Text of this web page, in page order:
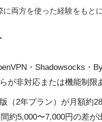
両方を使った経験をもと
・Shadowsocks・
が非対応または機能制限
（2年プラン）が月額約
約5,000〜7,000円の差が